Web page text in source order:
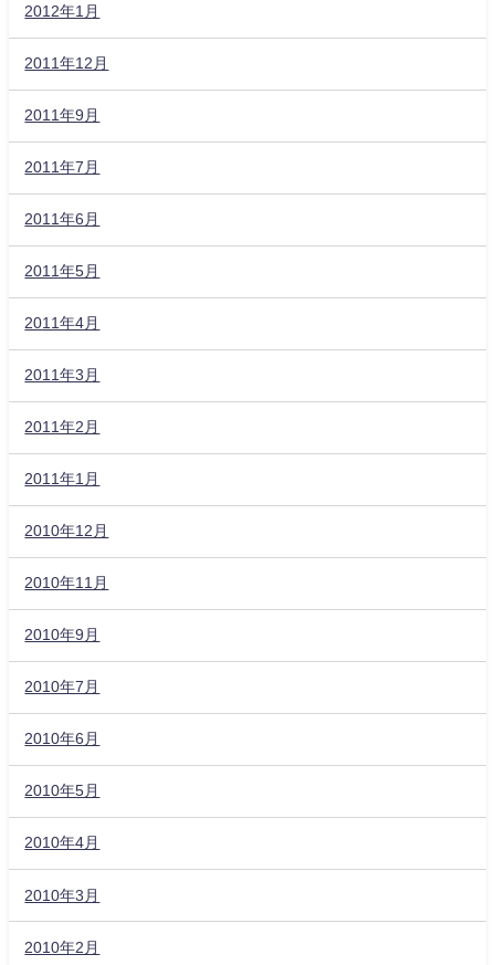
2012年1月
2011年12月
2011年9月
2011年7月
2011年6月
2011年5月
2011年4月
2011年3月
2011年2月
2011年1月
2010年12月
2010年11月
2010年9月
2010年7月
2010年6月
2010年5月
2010年4月
2010年3月
2010年2月